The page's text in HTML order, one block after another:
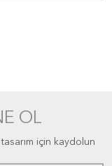
OL
için kaydolun